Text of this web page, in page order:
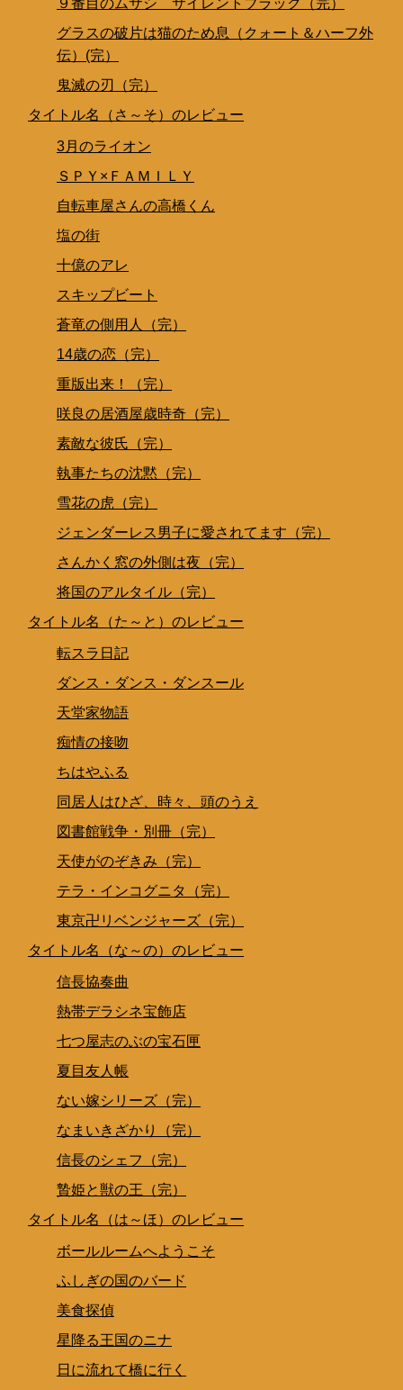
グラスの破片は猫のため息（クォート＆ハーフ外
伝）(完）
鬼滅の刃（完）
タイトル名（さ～そ）のレビュー
3月のライオン
ＳＰＹ×ＦＡＭＩＬＹ
自転車屋さんの高橋くん
塩の街
十億のアレ
スキップビート
蒼竜の側用人（完）
14歳の恋（完）
重版出来！（完）
咲良の居酒屋歳時奇（完）
素敵な彼氏（完）
執事たちの沈黙（完）
雪花の虎（完）
ジェンダーレス男子に愛されてます（完）
さんかく窓の外側は夜（完）
将国のアルタイル（完）
タイトル名（た～と）のレビュー
転スラ日記
ダンス・ダンス・ダンスール
天堂家物語
痴情の接吻
ちはやふる
同居人はひざ、時々、頭のうえ
図書館戦争・別冊（完）
天使がのぞきみ（完）
テラ・インコグニタ（完）
東京卍リベンジャーズ（完）
タイトル名（な～の）のレビュー
信長協奏曲
熱帯デラシネ宝飾店
七つ屋志のぶの宝石匣
夏目友人帳
ない嫁シリーズ（完）
なまいきざかり（完）
信長のシェフ（完）
贄姫と獣の王（完）
タイトル名（は～ほ）のレビュー
ボールルームへようこそ
ふしぎの国のバード
美食探偵
星降る王国のニナ
日に流れて橋に行く